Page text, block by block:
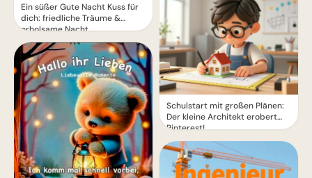
Ein süßer Gute Nacht Kuss für
dich: friedliche Träume &
erholsame Nacht
Schulstart mit großen Plänen:
Der kleine Architekt erobert
Pinterest!